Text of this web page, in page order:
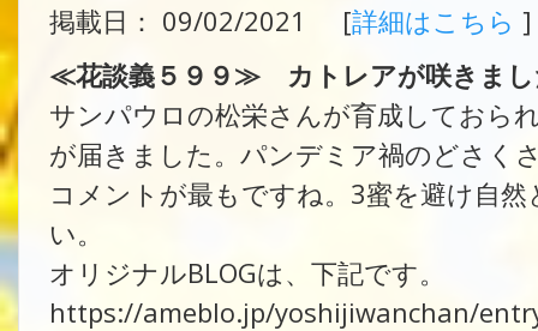
掲載日： 09/02/2021 [詳細はこちら ]
≪花談義５９９≫ カトレアが咲きま
サンパウロの松栄さんが育成しておら
が届きました。パンデミア禍のどさく
コメントが最もですね。3蜜を避け自
い。
オリジナルBLOGは、下記です。
https://ameblo.jp/yoshijiwanchan/